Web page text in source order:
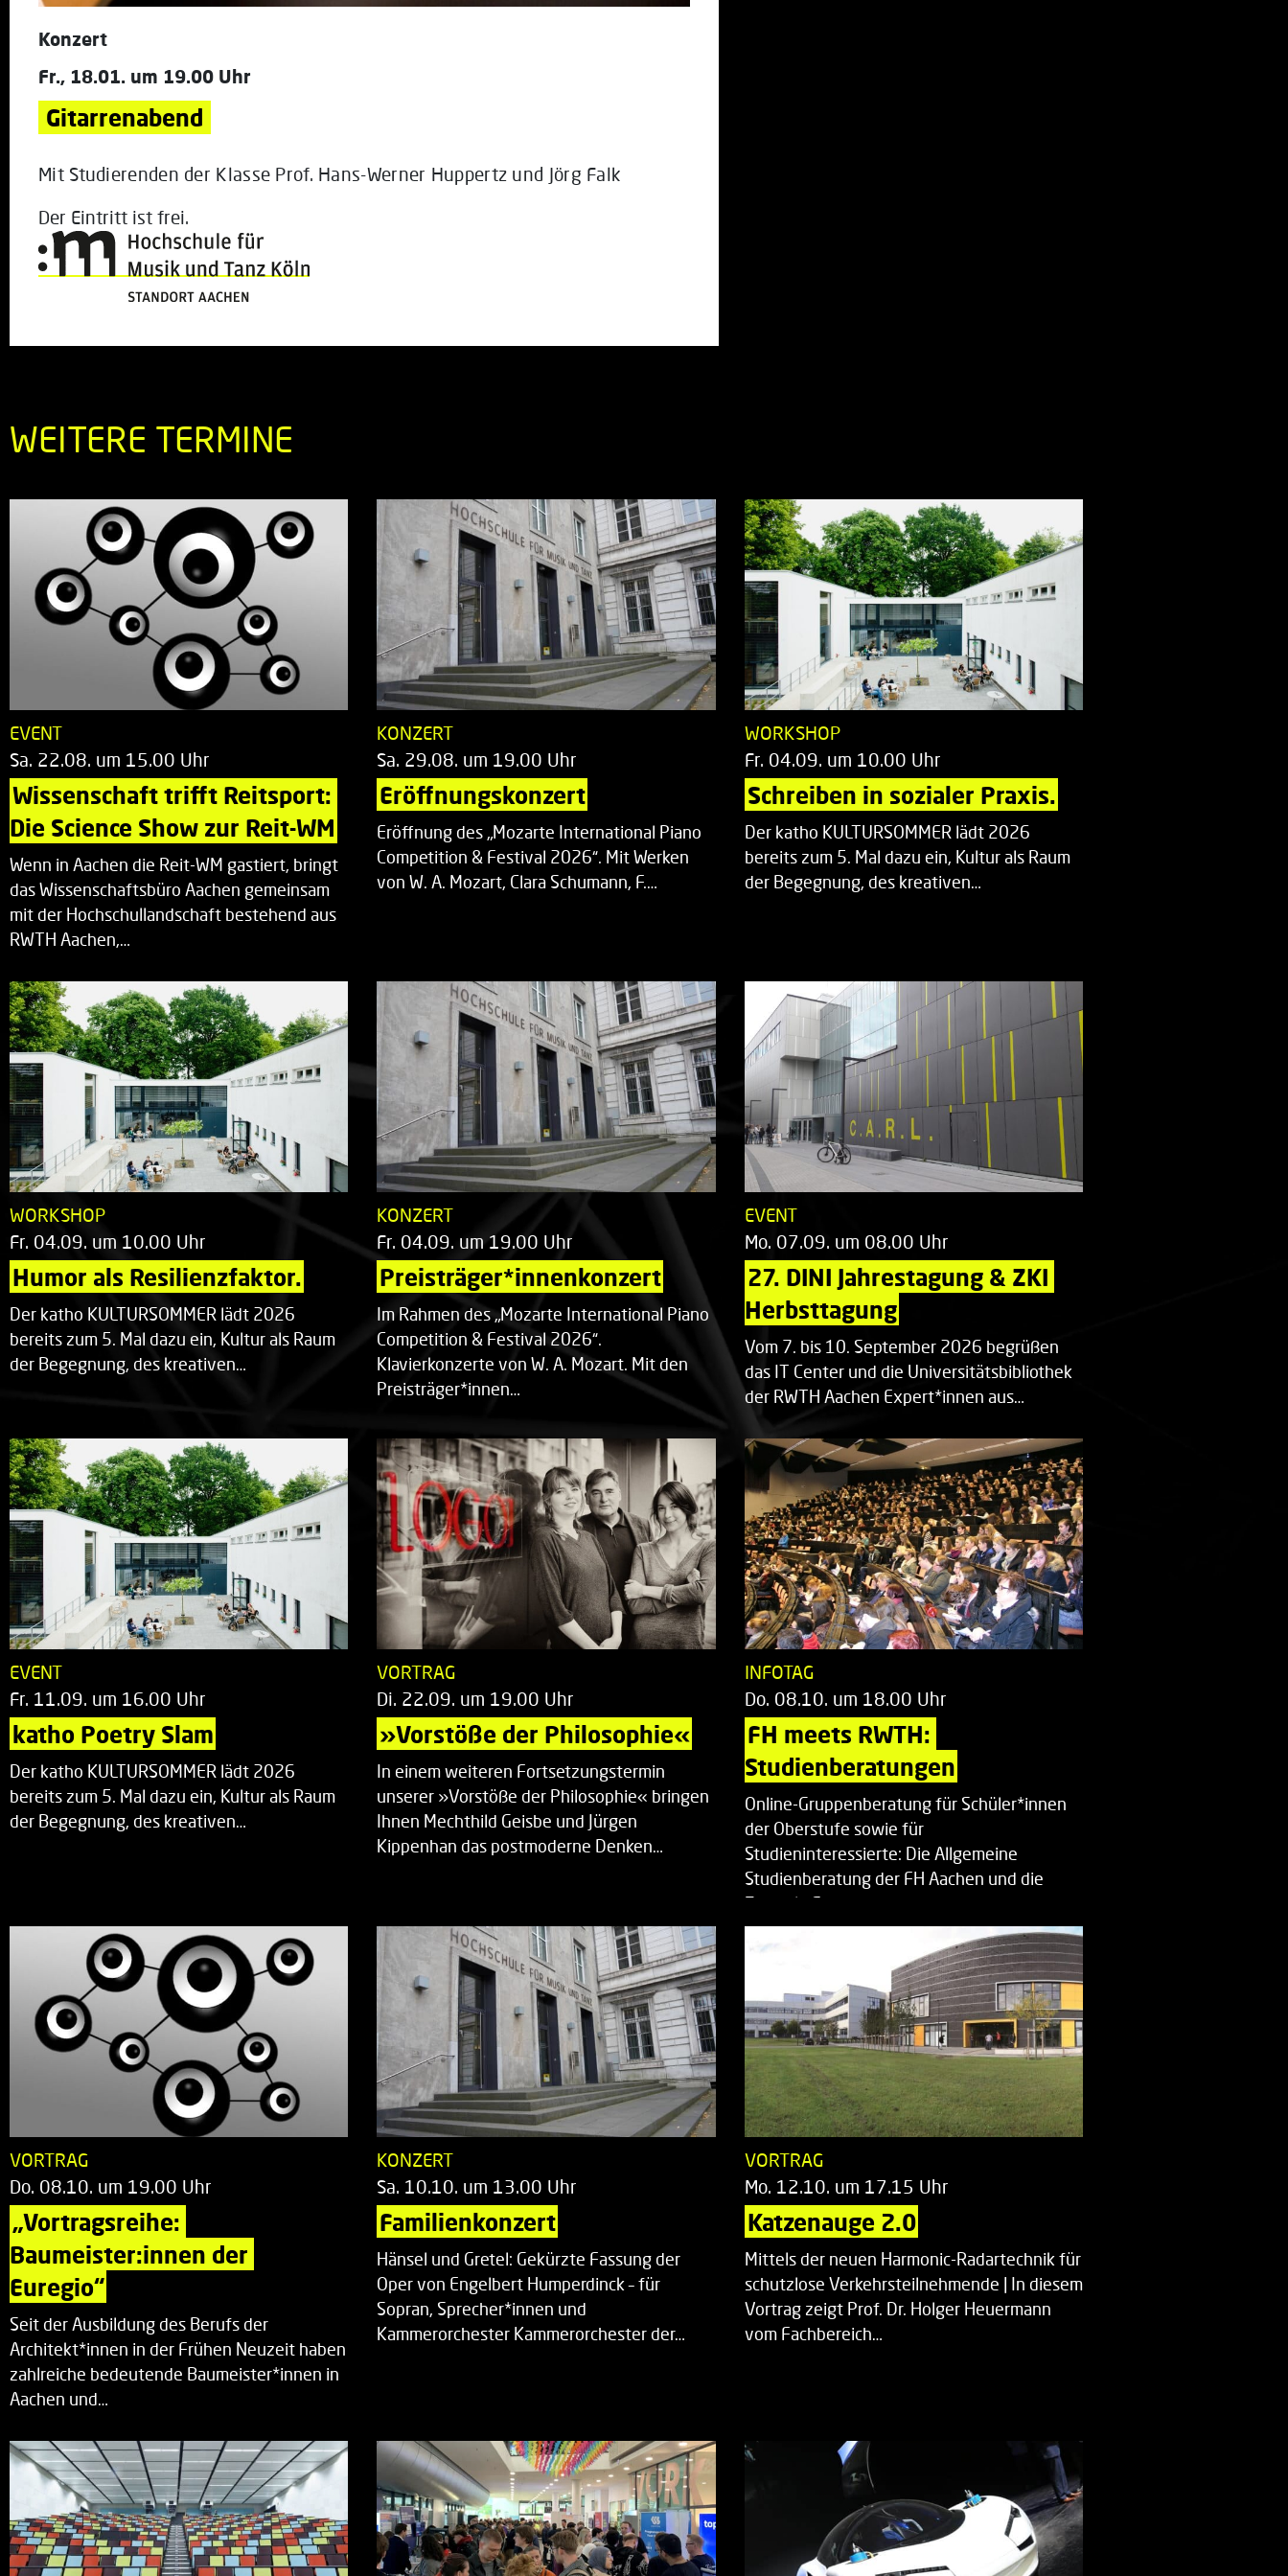
Konzert
Fr., 18.01. um 19.00 Uhr
Gitarrenabend
Mit Studierenden der Klasse Prof. Hans-Werner Huppertz und Jörg Falk
Der Eintritt ist frei.
WEITERE TERMINE
EVENT
Sa. 22.08. um 15.00 Uhr
Wissenschaft trifft Reitsport:
Die Science Show zur Reit-WM
Wenn in Aachen die Reit-WM gastiert, bringt
das Wissenschaftsbüro Aachen gemeinsam
mit der Hochschullandschaft bestehend aus
RWTH Aachen,…
KONZERT
Sa. 29.08. um 19.00 Uhr
Eröffnungskonzert
Eröffnung des „Mozarte International Piano
Competition & Festival 2026“. Mit Werken
von W. A. Mozart, Clara Schumann, F.…
WORKSHOP
Fr. 04.09. um 10.00 Uhr
Schreiben in sozialer Praxis.
Der katho KULTURSOMMER lädt 2026
bereits zum 5. Mal dazu ein, Kultur als Raum
der Begegnung, des kreativen…
WORKSHOP
Fr. 04.09. um 10.00 Uhr
Humor als Resilienzfaktor.
Der katho KULTURSOMMER lädt 2026
bereits zum 5. Mal dazu ein, Kultur als Raum
der Begegnung, des kreativen…
KONZERT
Fr. 04.09. um 19.00 Uhr
Preisträger*innenkonzert
Im Rahmen des „Mozarte International Piano
Competition & Festival 2026“.
Klavierkonzerte von W. A. Mozart. Mit den
Preisträger*innen…
EVENT
Mo. 07.09. um 08.00 Uhr
27. DINI Jahrestagung & ZKI
Herbsttagung
Vom 7. bis 10. September 2026 begrüßen
das IT Center und die Universitätsbibliothek
der RWTH Aachen Expert*innen aus…
EVENT
Fr. 11.09. um 16.00 Uhr
katho Poetry Slam
Der katho KULTURSOMMER lädt 2026
bereits zum 5. Mal dazu ein, Kultur als Raum
der Begegnung, des kreativen…
VORTRAG
Di. 22.09. um 19.00 Uhr
»Vorstöße der Philosophie«
In einem weiteren Fortsetzungstermin
unserer »Vorstöße der Philosophie« bringen
Ihnen Mechthild Geisbe und Jürgen
Kippenhan das postmoderne Denken…
INFOTAG
Do. 08.10. um 18.00 Uhr
FH meets RWTH:
Studienberatungen
Online-Gruppenberatung für Schüler*innen
der Oberstufe sowie für
Studieninteressierte: Die Allgemeine
Studienberatung der FH Aachen und die
Zentrale Studienberatung…
VORTRAG
Do. 08.10. um 19.00 Uhr
„Vortragsreihe:
Baumeister:innen der
Euregio“
Seit der Ausbildung des Berufs der
Architekt*innen in der Frühen Neuzeit haben
zahlreiche bedeutende Baumeister*innen in
Aachen und…
KONZERT
Sa. 10.10. um 13.00 Uhr
Familienkonzert
Hänsel und Gretel: Gekürzte Fassung der
Oper von Engelbert Humperdinck – für
Sopran, Sprecher*innen und
Kammerorchester Kammerorchester der…
VORTRAG
Mo. 12.10. um 17.15 Uhr
Katzenauge 2.0
Mittels der neuen Harmonic-Radartechnik für
schutzlose Verkehrsteilnehmende | In diesem
Vortrag zeigt Prof. Dr. Holger Heuermann
vom Fachbereich…